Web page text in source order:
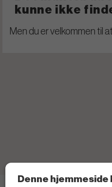
kunne ikke
Men du er velkommen til
Denne